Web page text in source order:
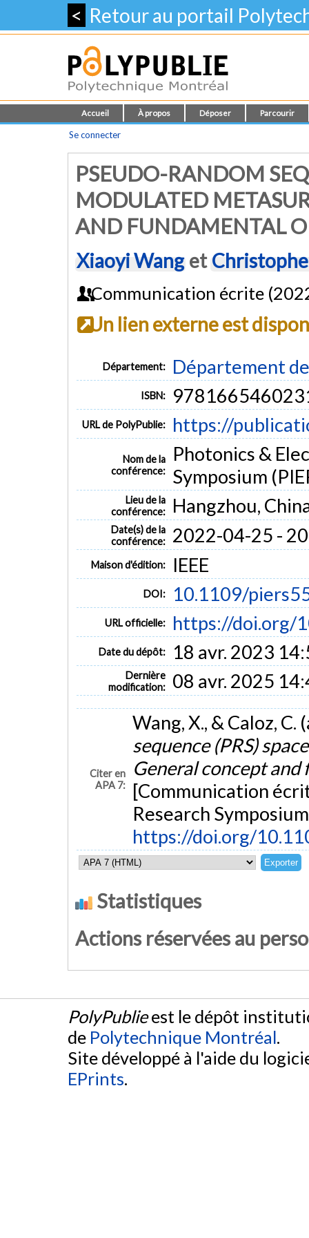
< Retour au portail
Accueil À propos Déposer Parcourir
Se connecter
PSEUDO-RANDOM
MODULATED
AND FUNDAMENTAL
Xiaoyi Wang et
Communication écrite
Un lien externe est
Département: Département
ISBN:
URL de PolyPublie: https://
Nom de la
conférence:
Photonics &
Symposium
Lieu de la
conférence:
Hangzhou,
Date(s) de la
conférence:
2022-04-25 -
Maison d'édition: IEEE
DOI: 10.1109/
URL officielle: https://doi.org/
Date du dépôt: 18 avr. 2023
Dernière
modification:
08 avr. 2025
Citer en
APA 7:
Wang, X., & Caloz,
sequence (PRS)
General concept
[Communication
Research
https://doi.org/
Statistiques
Actions réservées au
PolyPublieest le dépôt
de Polytechnique Montréal.
Site développé à l'aide du
EPrints.